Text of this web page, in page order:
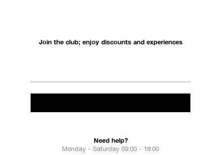
Join the club; enjoy discounts and experiences
Need help?
Monday - Saturday 09:00 - 18:00